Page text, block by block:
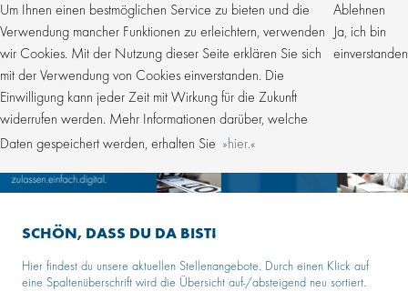
Um Ihnen einen bestmöglichen Service zu bieten und die
Verwendung mancher Funktionen zu erleichtern, verwenden
wir Cookies. Mit der Nutzung dieser Seite erklären Sie sich
mit der Verwendung von Cookies einverstanden. Die
Einwilligung kann jeder Zeit mit Wirkung für die Zukunft
widerrufen werden. Mehr Informationen darüber, welche
Daten gespeichert werden, erhalten Sie
hier.
Ablehnen
Ja, ich bin
einverstanden
SCHÖN, DASS DU DA BIST!
Hier findest du unsere aktuellen Stellenangebote. Durch einen Klick auf
eine Spaltenüberschrift wird die Übersicht auf-/absteigend neu sortiert.